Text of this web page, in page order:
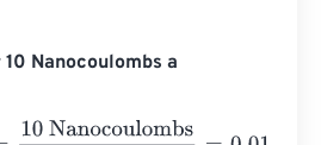
Nanocoulombs a
Nanocoulombs1000=0.01